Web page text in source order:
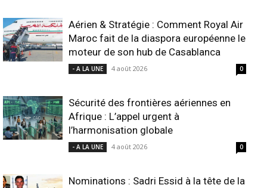
Aérien & Stratégie : Comment Royal Air
Maroc fait de la diaspora européenne le
moteur de son hub de Casablanca
- A LA UNE 4 août 2026 0
Sécurité des frontières aériennes en
Afrique : L’appel urgent à
l’harmonisation globale
- A LA UNE 4 août 2026 0
Nominations : Sadri Essid à la tête de la